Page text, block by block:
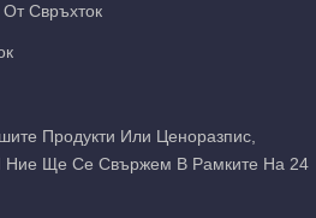
Свръхток
Продукти Или Ценоразпис,
Ние Ще Се Свържем В Рамките На 24